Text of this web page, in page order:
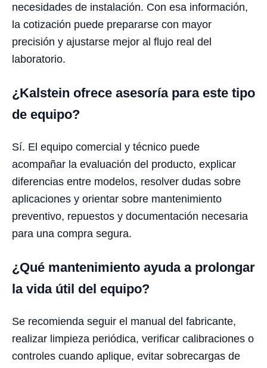
necesidades de instalación. Con esa información,
la cotización puede prepararse con mayor
precisión y ajustarse mejor al flujo real del
laboratorio.
¿Kalstein ofrece asesoría para este tipo
de equipo?
Sí. El equipo comercial y técnico puede
acompañar la evaluación del producto, explicar
diferencias entre modelos, resolver dudas sobre
aplicaciones y orientar sobre mantenimiento
preventivo, repuestos y documentación necesaria
para una compra segura.
¿Qué mantenimiento ayuda a prolongar
la vida útil del equipo?
Se recomienda seguir el manual del fabricante,
realizar limpieza periódica, verificar calibraciones o
controles cuando aplique, evitar sobrecargas de